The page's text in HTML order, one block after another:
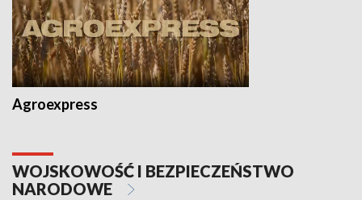
Agroexpress
WOJSKOWOŚĆ I BEZPIECZEŃSTWO
NARODOWE